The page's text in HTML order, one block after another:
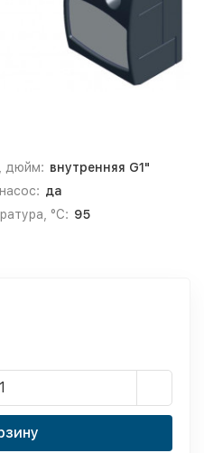
дюйм: внутренняя G1"
да
°С: 95